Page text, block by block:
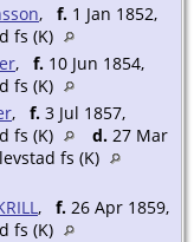
, f. 1 Jan 1852,
fs (K)
, f. 10 Jun 1854,
fs (K)
, f. 3 Jul 1857,
fs (K)
d. 27 Mar
fs (K)
, f. 26 Apr 1859,
fs (K)